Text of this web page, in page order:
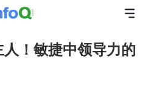
！敏捷中领导力的